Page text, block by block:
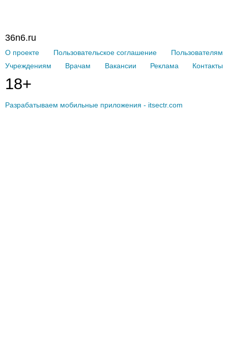
36n6.ru
О проекте Пользовательское соглашение
Пользователям
Учреждениям
Врачам Вакансии Реклама Контакты
18+
Разрабатываем мобильные приложения - itsectr.com